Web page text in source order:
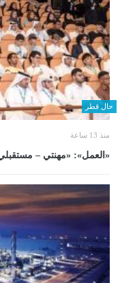
حال قطر
منذ 13 ساعة
«العمل»: «مهنتي –